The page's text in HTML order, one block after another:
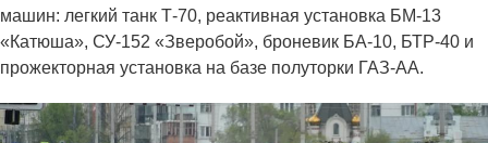
машин: легкий танк Т-70, реактивная установка БМ-13
«Катюша», СУ-152 «Зверобой», броневик БА-10, БТР-40 и
прожекторная установка на базе полуторки ГАЗ-АА.